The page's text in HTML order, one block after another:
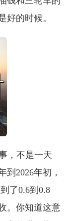
好的时候。
，不是一天
到2026年初，
了0.6到0.8
。你知道这意